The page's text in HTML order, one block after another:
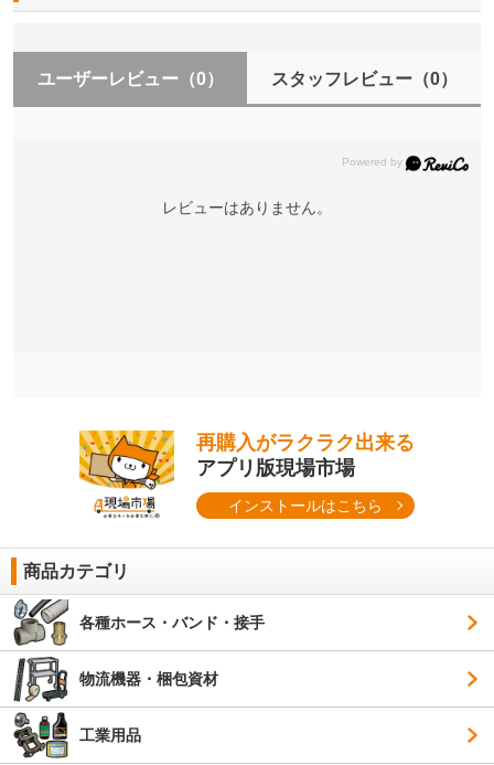
ユーザーレビュー （0） スタッフレビュー（0）
レビューはありません。
再購入がラクラク出来る
アプリ版現場市場
インストールはこちら
商品カテゴリ
各種ホース・バンド・接手
物流機器・梱包資材
工業用品